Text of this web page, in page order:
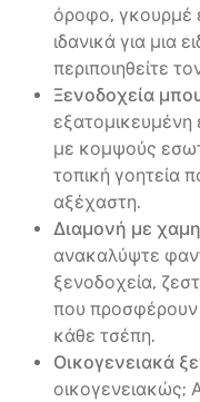
όροφο, γκουρμέ
ιδανικά για μια
περιποιηθείτε
Ξενοδοχεία
εξατομικευμένη
με κομψούς
τοπική γοητεία
αξέχαστη.
Διαμονή με
ανακαλύψτε
ξενοδοχεία,
που προσφέρουν
κάθε τσέπη.
Οικογενειακά
οικογενειακώς;